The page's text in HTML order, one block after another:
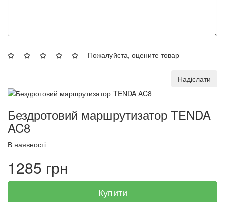
Пожалуйста, оцените товар
Надіслати
Бездротовий маршрутизатор TENDA
AC8
В наявності
1285 грн
Купити